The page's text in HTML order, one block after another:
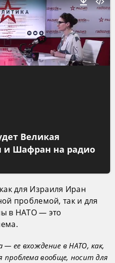
Великая
и Шафран на радио
для Израиля Иран
проблемой, так и для
в НАТО — это
— ее вхождение в НАТО, как,
проблема вообще, носит для